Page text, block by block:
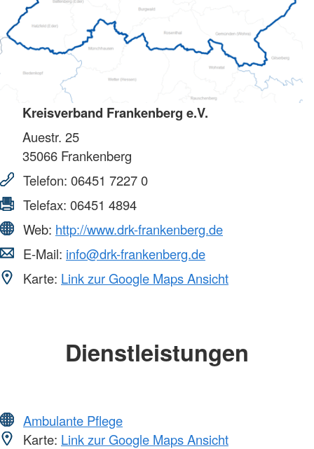
Kreisverband Frankenberg e.V.
Auestr. 25
35066 Frankenberg
Telefon: 06451 7227 0
Telefax: 06451 4894
Web: http://www.drk-frankenberg.de
E-Mail: info@drk-frankenberg.de
Karte: Link zur Google Maps Ansicht
Dienstleistungen
Ambulante Pflege
Karte: Link zur Google Maps Ansicht